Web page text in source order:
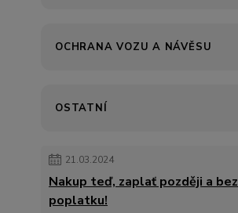
OCHRANA VOZU A NÁVĚSU
OSTATNÍ
21.03.2024
Nakup teď, zaplať později a bez
poplatku!